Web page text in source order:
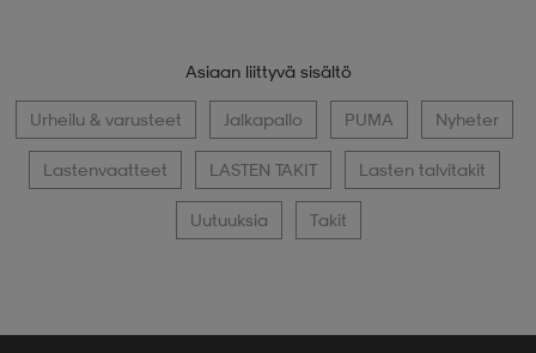
Asiaan liittyvä sisältö
Urheilu & varusteet Jalkapallo PUMA Nyheter
Lastenvaatteet LASTEN TAKIT Lasten talvitakit
Uutuuksia Takit